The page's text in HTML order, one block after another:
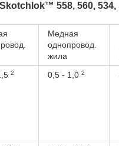
558, 560, 534,
Медная
однопровод.
жила
2 0,5 - 1,0 2